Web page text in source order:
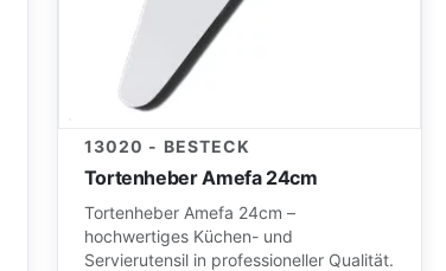
13020 - BESTECK
Tortenheber Amefa 24cm
Tortenheber Amefa 24cm –
hochwertiges Küchen- und
Servierutensil in professioneller Qualität.